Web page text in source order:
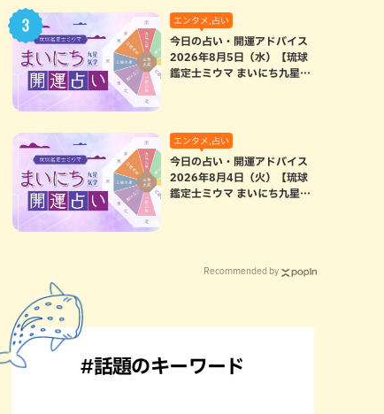
エンタメ,占い
今日の占い・開運アドバイス
2026年8月5日（水）【琉球
鑑定士ミウマ まいにち九星気
エンタメ,占い
今日の占い・開運アドバイス
2026年8月4日（火）【琉球
鑑定士ミウマ まいにち九星気
Recommended by
#話題のキーワード